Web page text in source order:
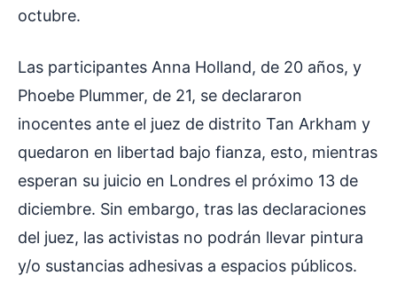
octubre.
Las participantes Anna Holland, de 20 años, y
Phoebe Plummer, de 21, se declararon
inocentes ante el juez de distrito Tan Arkham y
quedaron en libertad bajo fianza, esto, mientras
esperan su juicio en Londres el próximo 13 de
diciembre. Sin embargo, tras las declaraciones
del juez, las activistas no podrán llevar pintura
y/o sustancias adhesivas a espacios públicos.